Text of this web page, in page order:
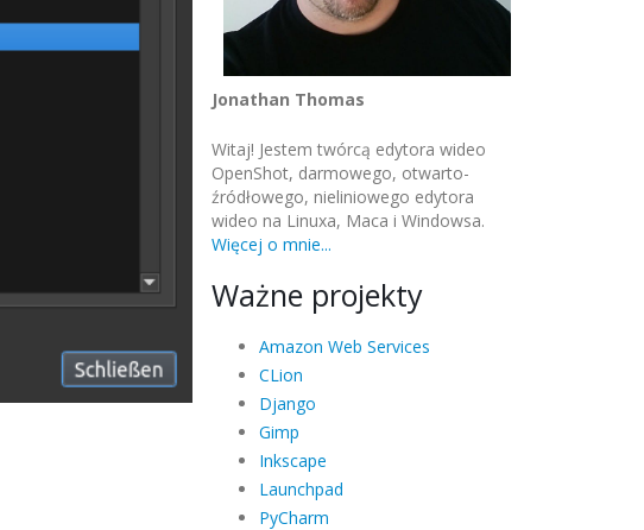
Jonathan Thomas
Witaj! Jestem twórcą edytora wideo
OpenShot, darmowego, otwarto-
źródłowego, nieliniowego edytora
wideo na Linuxa, Maca i Windowsa.
Więcej o mnie...
Ważne projekty
Amazon Web Services
CLion
Django
Gimp
Inkscape
Launchpad
PyCharm